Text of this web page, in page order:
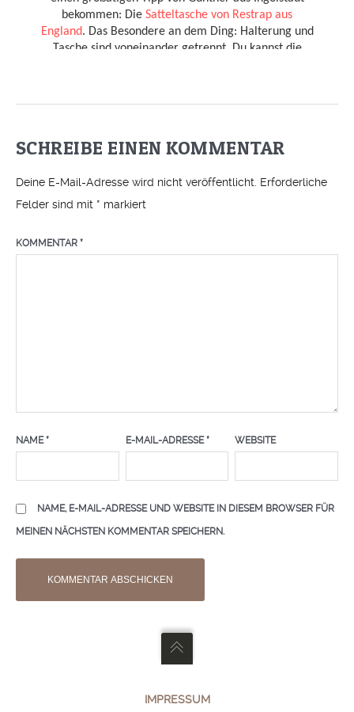
SCHREIBE EINEN KOMMENTAR
Deine E-Mail-Adresse wird nicht veröffentlicht. Erforderliche
Felder sind mit * markiert
KOMMENTAR *
NAME* E-MAIL-ADRESSE* WEBSITE
NAME, E-MAIL-ADRESSE UND WEBSITE IN DIESEM BROWSER FÜR
MEINEN NÄCHSTEN KOMMENTAR SPEICHERN.
IMPRESSUM